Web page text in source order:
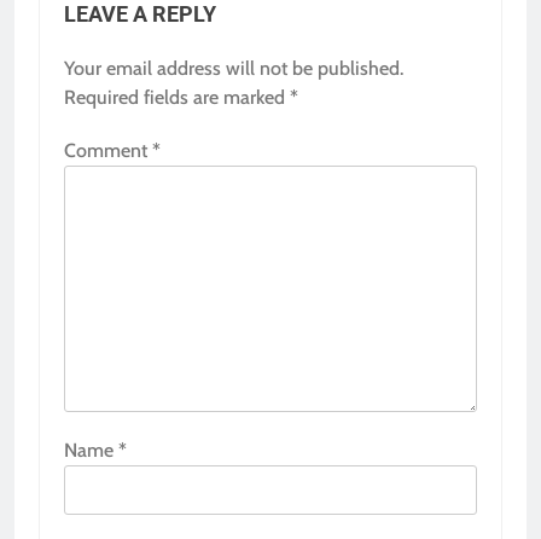
LEAVE A REPLY
Your email address will not be published.
Required fields are marked *
Comment *
Name *